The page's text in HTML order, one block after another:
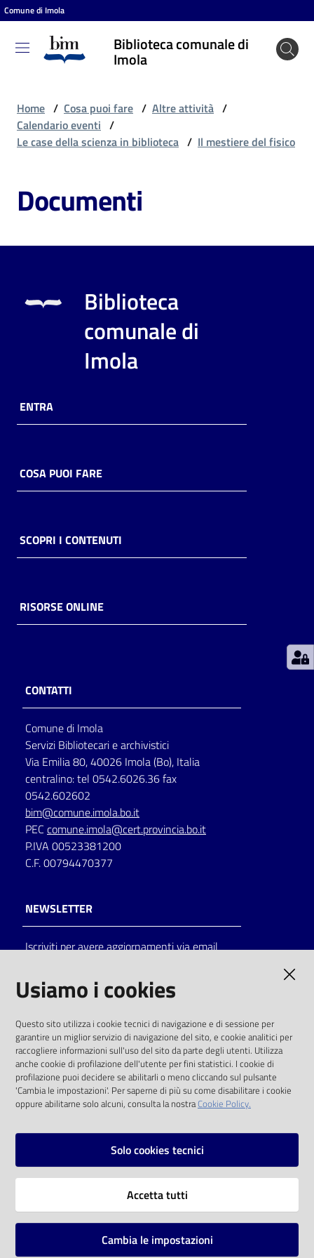
Vai al contenuto
Vai alla navigazione
Vai al footer
Comune di Imola
Biblioteca comunale di
Imola
Biblioteca
comunale
Cosa
fare
Scopri
online
Piani
Decentrate
Seguici
su
on line
Eventi
Chiedi al
bibliotecario
Avvisi
Home / Cosa puoi fare / Altre attività /
Calendario eventi /
Le case della scienza in biblioteca / Il mestiere del fisico
Documenti
Biblioteca
comunale di
Imola
ENTRA
COSA PUOI FARE
SCOPRI I CONTENUTI
RISORSE ONLINE
CONTATTI
Comune di Imola
Servizi Bibliotecari e archivistici
Via Emilia 80, 40026 Imola (Bo), Italia
centralino: tel 0542.6026.36 fax
0542.602602
bim@comune.imola.bo.it
PEC comune.imola@cert.provincia.bo.it
P.IVA 00523381200
C.F. 00794470377
NEWSLETTER
Iscriviti per avere aggiornamenti via email
solo alle condizioni previste dalla direttiva
comunitaria 2003/98/CE e dal d.lgs. 36/2006
SOCIAL
Instagram
Vai alla pagina
Usiamo i cookies
Questo sito utilizza i cookie tecnici di navigazione e di sessione per
garantire un miglior servizio di navigazione del sito, e cookie analitici per
raccogliere informazioni sull'uso del sito da parte degli utenti. Utilizza
anche cookie di profilazione dell'utente per fini statistici. I cookie di
profilazione puoi decidere se abilitarli o meno cliccando sul pulsante
'Cambia le impostazioni'. Per saperne di più su come disabilitare i cookie
oppure abilitarne solo alcuni, consulta la nostraCookie Policy.
Solo cookies tecnici
Accetta tutti
Cambia le impostazioni